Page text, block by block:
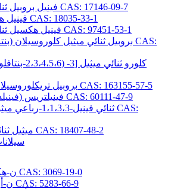
3-فينيل بروبيل ثنائي ميثيل كلوروسيلان CAS: 17146-09-7
6-فينيل هكسيل تريكلوروسيلان CAS: 18035-33-1
6-فينيل هكسيل ثنائي ميثيل كلوروسيلان CAS: 97451-53-1
كلورو ثنائي
3- (ف-ميثوكسيفينيل) بروبيل تريكلوروسيلان CAS: 163155-57-5
فينيلتريس (فينيلديميثيلسيلوكسي) سيلان CAS: 60111-47-9
ميثيل ثنائي فينيل ميثوكسيسيلان CAS: 18407-48-2
ن-هكسيل تريميثوكسيسيلان CAS: 3069-19-0
ن-أوكتيل ثلاثي كلوروسيلان CAS: 5283-66-9